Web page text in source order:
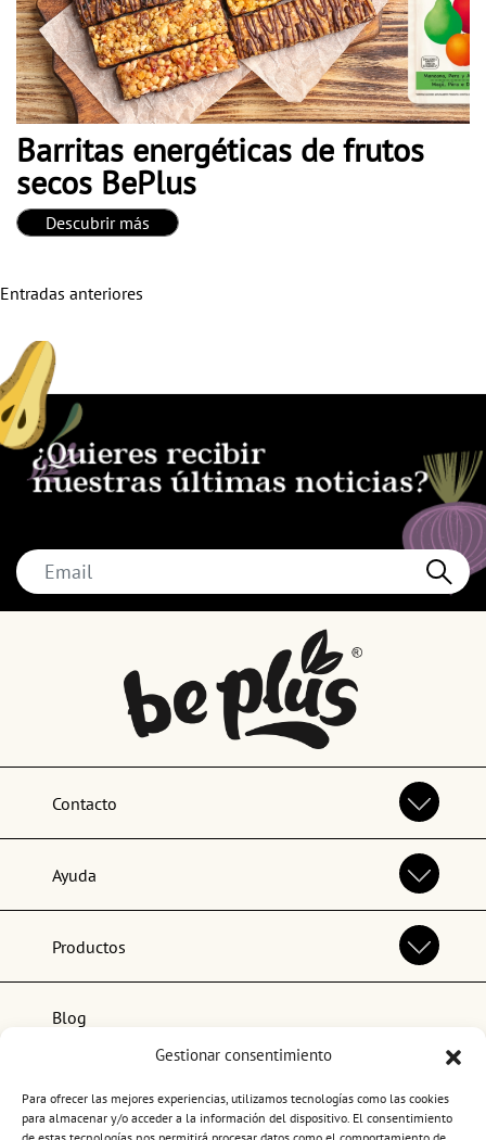
Gestionar consentimiento
Para ofrecer las mejores experiencias, utilizamos tecnologías como las cookies
para almacenar y/o acceder a la información del dispositivo. El consentimiento
Barritas energéticas de frutos
secos BePlus
Descubrir más
Navegación
entradas
Entradas anteriores
Contacto
Ayuda
Productos
Blog
Lo más popular